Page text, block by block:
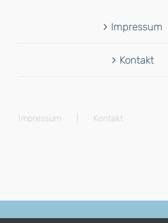
Impressum
Kontakt
Impressum Kontakt